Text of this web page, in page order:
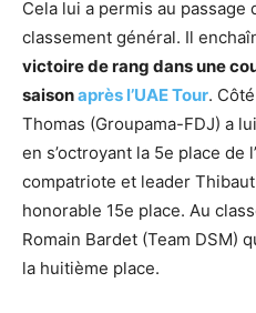
Cela lui a permis au passage
classement général. Il
victoire de rang dans une
saisonaprès l’UAE Tour.
Thomas (Groupama-FDJ) a
en s’octroyant la 5e place de
compatriote et leader
honorable 15e place. Au
Romain Bardet (Team DSM)
la huitième place.